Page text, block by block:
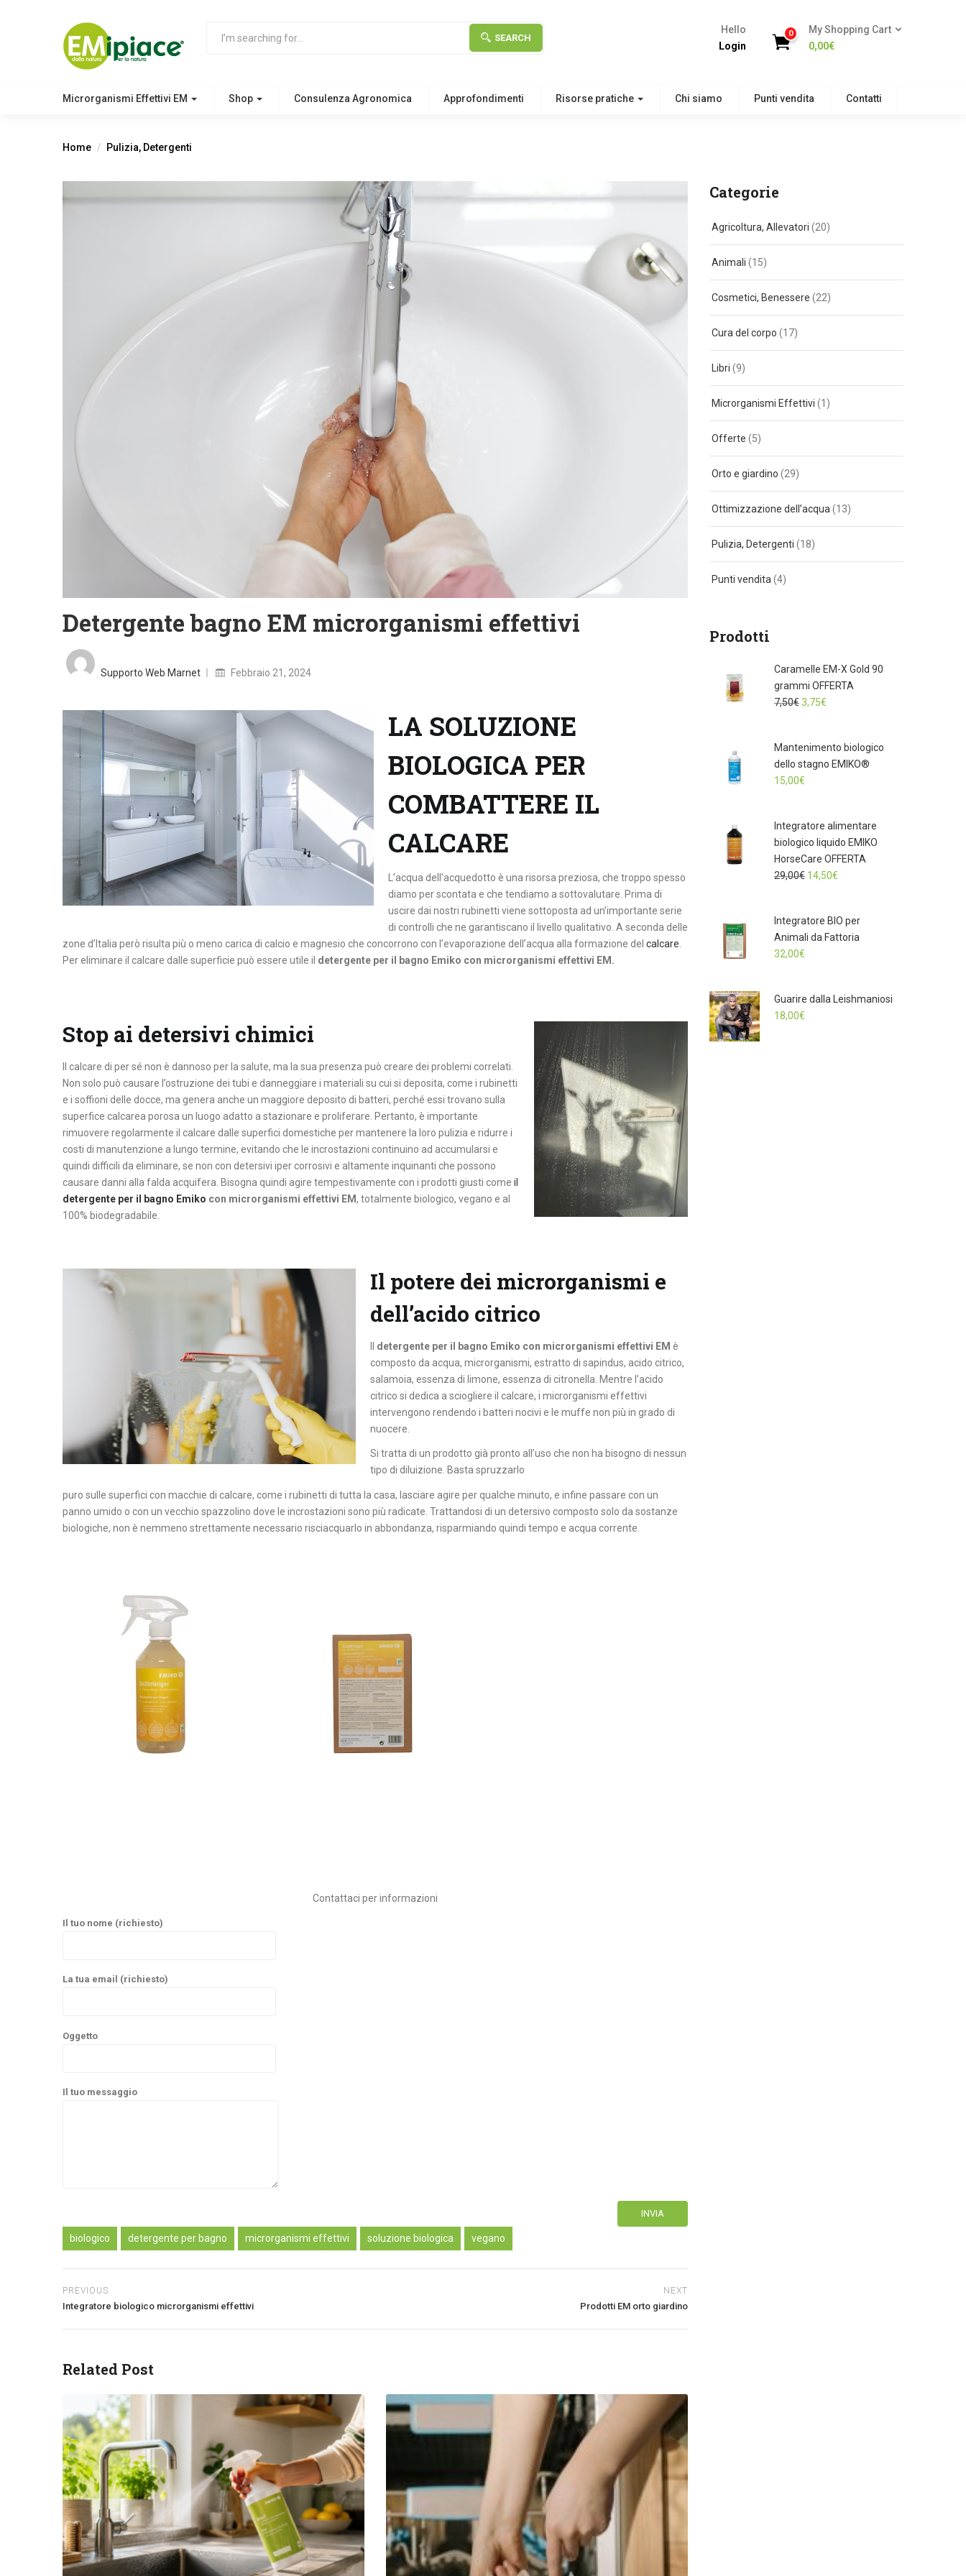
SEARCH
Hello
Login
0
My Shopping Cart
0,00€
Microrganismi Effettivi EM Shop Consulenza Agronomica Approfondimenti Risorse pratiche Chi siamo Punti vendita Contatti
Home Pulizia, Detergenti
Detergente bagno EM microrganismi effettivi
Supporto Web Marnet
on
Febbraio 21, 2024
LA SOLUZIONE
BIOLOGICA PER
COMBATTERE IL
CALCARE
L’acqua dell’acquedotto è una risorsa preziosa, che troppo spesso
diamo per scontata e che tendiamo a sottovalutare. Prima di
uscire dai nostri rubinetti viene sottoposta ad un’importante serie
di controlli che ne garantiscano il livello qualitativo. A seconda delle
zone d’Italia però risulta più o meno carica di calcio e magnesio che concorrono con l’evaporazione dell’acqua alla formazione del calcare.
Per eliminare il calcare dalle superficie può essere utile il detergente per il bagno Emiko con microrganismi effettivi EM.
Stop ai detersivi chimici
Il calcare di per sé non è dannoso per la salute, ma la sua presenza può creare dei problemi correlati.
Non solo può causare l’ostruzione dei tubi e danneggiare i materiali su cui si deposita, come i rubinetti
e i soffioni delle docce, ma genera anche un maggiore deposito di batteri, perché essi trovano sulla
superfice calcarea porosa un luogo adatto a stazionare e proliferare. Pertanto, è importante
rimuovere regolarmente il calcare dalle superfici domestiche per mantenere la loro pulizia e ridurre i
costi di manutenzione a lungo termine, evitando che le incrostazioni continuino ad accumularsi e
quindi difficili da eliminare, se non con detersivi iper corrosivi e altamente inquinanti che possono
causare danni alla falda acquifera. Bisogna quindi agire tempestivamente con i prodotti giusti come il
detergente per il bagno Emiko con microrganismi effettivi EM, totalmente biologico, vegano e al
100% biodegradabile.
Il potere dei microrganismi e
dell’acido citrico
detergente per il bagno Emiko con microrganismi effettivi EM è
composto da acqua, microrganismi, estratto di sapindus, acido citrico,
salamoia, essenza di limone, essenza di citronella. Mentre l’acido
citrico si dedica a sciogliere il calcare, i microrganismi effettivi
intervengono rendendo i batteri nocivi e le muffe non più in grado di
nuocere.
Si tratta di un prodotto già pronto all’uso che non ha bisogno di nessun
tipo di diluizione. Basta spruzzarlo
puro sulle superfici con macchie di calcare, come i rubinetti di tutta la casa, lasciare agire per qualche minuto, e infine passare con un
panno umido o con un vecchio spazzolino dove le incrostazioni sono più radicate. Trattandosi di un detersivo composto solo da sostanze
biologiche, non è nemmeno strettamente necessario risciacquarlo in abbondanza, risparmiando quindi tempo e acqua corrente.
Contattaci per informazioni
Il tuo nome (richiesto)
La tua email (richiesto)
Oggetto
Il tuo messaggio
biologico detergente per bagno microrganismi effettivi soluzione biologica vegano
PREVIOUS
Integratore biologico microrganismi effettivi
NEXT
Prodotti EM orto giardino
Related Post
Categorie
Agricoltura, Allevatori (20)
Animali (15)
Cosmetici, Benessere (22)
Cura del corpo (17)
Libri (9)
Microrganismi Effettivi (1)
Offerte (5)
Orto e giardino (29)
Ottimizzazione dell’acqua (13)
Pulizia, Detergenti (18)
Punti vendita (4)
Prodotti
Caramelle EM-X Gold 90
grammi OFFERTA
7,50€Il
era:
7,50€.
3,75€
è:
3,75€.
Mantenimento biologico
dello stagno EMIKO®
15,00€
Integratore alimentare
biologico liquido EMIKO
HorseCare OFFERTA
29,00€ Il
era:
29,00€.
14,50€
è:
14,50€.
Integratore BIO per
Animali da Fattoria
32,00€
Guarire dalla Leishmaniosi
18,00€